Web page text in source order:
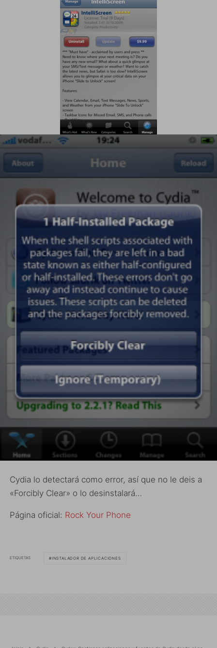
Cydia lo detectará como error, así que no le deis a
«Forcibly Clear» o lo desinstalará…
Página oficial: Rock Your Phone
ETIQUETAS INSTALADOR DE APLICACIONES